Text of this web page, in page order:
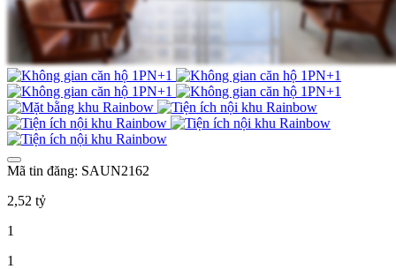
Mã tin đăng: SAUN2162
2,52 tỷ
1
1